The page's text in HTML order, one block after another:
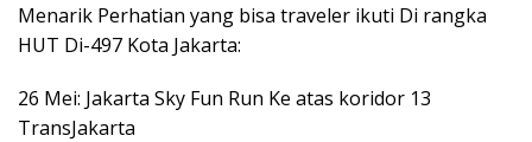
Menarik Perhatian yang bisa traveler ikuti Di rangka
HUT Di-497 Kota Jakarta:
26 Mei: Jakarta Sky Fun Run Ke atas koridor 13
TransJakarta